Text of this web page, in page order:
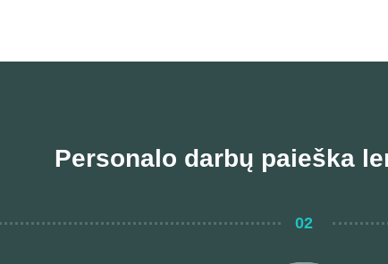
Personalo darbų paieška
02